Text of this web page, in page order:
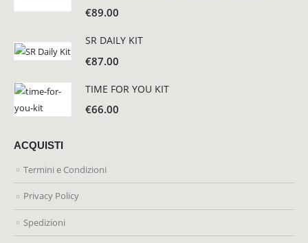
€89.00
SR DAILY KIT
€87.00
TIME FOR YOU KIT
€66.00
ACQUISTI
Termini e Condizioni
Privacy Policy
Spedizioni